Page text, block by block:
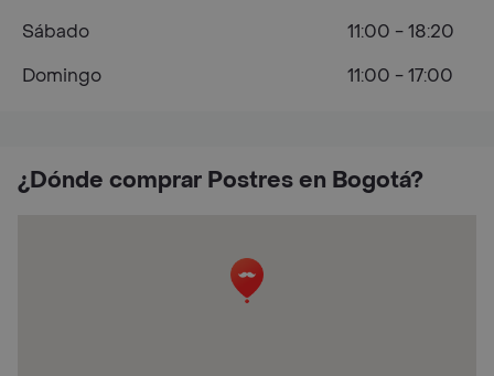
¿Dónde comprar Postres en Bogotá?
Sábado
11:00 - 18:20
Domingo
11:00 - 17:00